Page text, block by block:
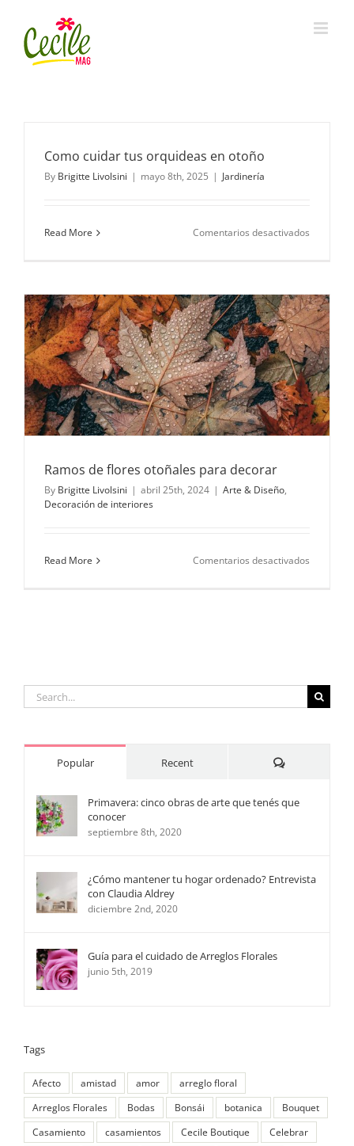
content
Como cuidar tus orquideas en otoño
By Brigitte Livolsini | mayo 8th, 2025 | Jardinería
Read More Comentarios desactivados
en
otoño
Ramos de flores otoñales para decorar
By Brigitte Livolsini | abril 25th, 2024 | Arte & Diseño,
Decoración de interiores
Read More Comentarios desactivados
Search
for:
Popular Recent Comments
Primavera: cinco obras de arte que tenés que
conocer
septiembre 8th, 2020
¿Cómo mantener tu hogar ordenado? Entrevista
con Claudia Aldrey
diciembre 2nd, 2020
Guía para el cuidado de Arreglos Florales
junio 5th, 2019
Tags
Afecto amistad amor
arreglo floral
Arreglos Florales
Bodas Bonsái botanica
Bouquet
Casamiento
casamientos Cecile Boutique
Celebrar